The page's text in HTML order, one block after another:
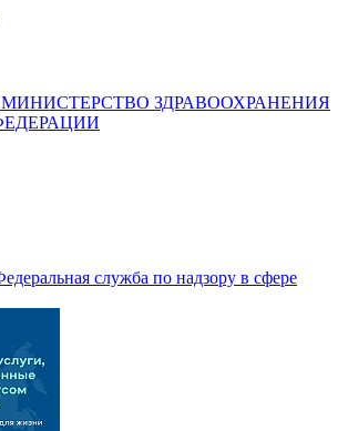
МИНИСТЕРСТВО ЗДРАВООХРАНЕНИЯ
служба по надзору в сфере